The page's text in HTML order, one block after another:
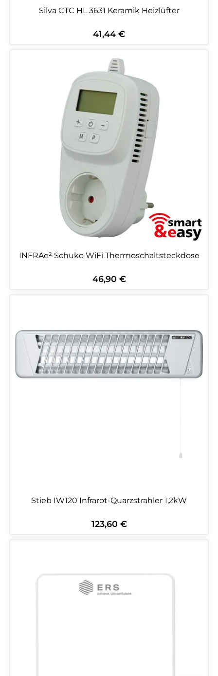
Silva CTC HL 3631 Keramik Heizlüfter
Regulärer Preis:
41,44 €
INFRAe² Schuko WiFi Thermoschaltsteckdose
Regulärer Preis:
46,90 €
Stieb IW120 Infrarot-Quarzstrahler 1,2kW
Regulärer Preis:
123,60 €